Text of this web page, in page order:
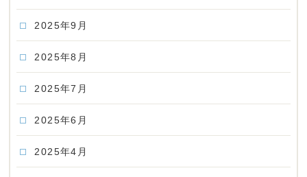
2025年9月
2025年8月
2025年7月
2025年6月
2025年4月